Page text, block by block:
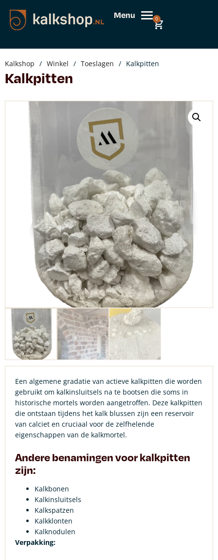
Menu 0
Kalkshop / Winkel / Toeslagen / Kalkpitten
Kalkpitten
Een algemene gradatie van actieve kalkpitten die worden
gebruikt om kalkinsluitsels na te bootsen die soms in
historische mortels worden aangetroffen. Deze kalkpitten
die ontstaan tijdens het kalk blussen zijn een reservoir
van calciet en cruciaal voor de zelfhelende
eigenschappen van de kalkmortel.
Andere benamingen voor kalkpitten
zijn:
Kalkbonen
Kalkinsluitsels
Kalkspatzen
Kalkklonten
Kalknodulen
Verpakking: